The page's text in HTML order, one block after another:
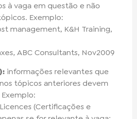
à vaga em questão e não
Exemplo:
management, K&H Training,
ABC Consultants, Nov2009
informações relevantes que
tópicos anteriores devem
(Certificações e